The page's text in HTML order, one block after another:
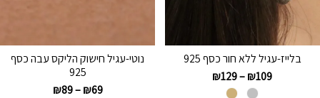
בלייז-עגיל ללא חור כסף 925
₪109
–
₪129
נוטי-עגיל חישוק הליקס עבה כסף
925
₪69
–
₪89